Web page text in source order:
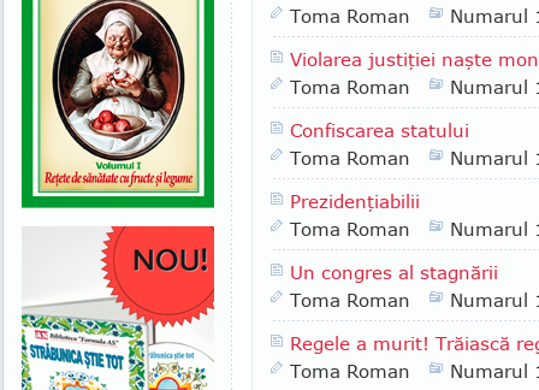
Toma Roman
Numarul
Violarea justiţiei naşte
Toma Roman
Numarul
Confiscarea statului
Toma Roman
Numarul
Prezidenţiabilii
Toma Roman
Numarul
Un congres al stagnării
Toma Roman
Numarul
Regele a murit! Trăiască
Toma Roman
Numarul